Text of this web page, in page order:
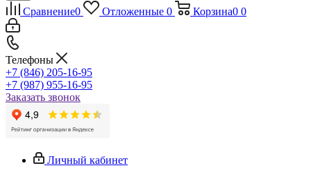
Сравнение0 Отложенные 0 Корзина0 0
Телефоны
+7 (846) 205-16-95
+7 (987) 955-16-95
Заказать звонок
Личный кабинет